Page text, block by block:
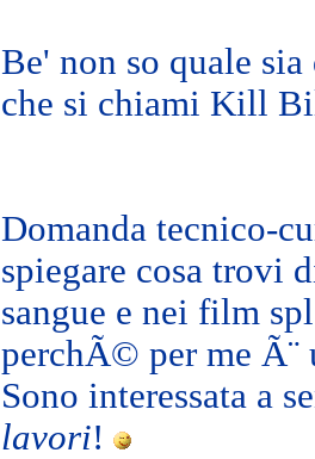
Be' non so quale sia
che si chiami Kill
Domanda tecnico-
spiegare cosa trovi
sangue e nei film
perchÃ© per me
Sono interessata a
lavori!